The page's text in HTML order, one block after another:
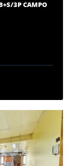
3P CAMPO